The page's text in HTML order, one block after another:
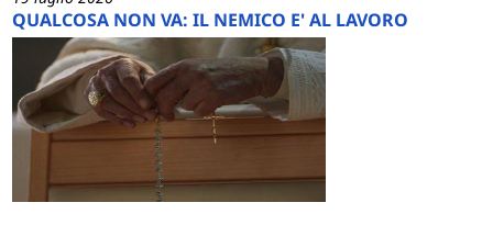
QUALCOSA NON VA: IL NEMICO E' AL LAVORO